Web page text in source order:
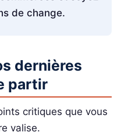
de change.
dernières
partir
critiques que vous
valise.